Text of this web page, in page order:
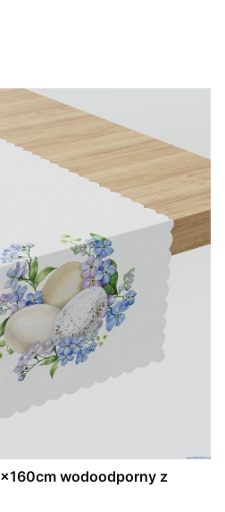
wodoodporny z